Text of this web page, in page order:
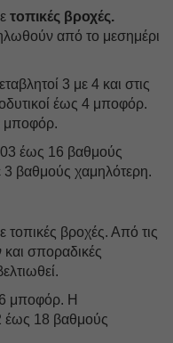
τοπικές βροχές.
από το μεσημέρι
3 με 4 και στις
έως 4 μποφόρ.
μποφόρ.
έως 16 βαθμούς
3 βαθμούς χαμηλότερη.
βροχές. Από τις
σποραδικές
6 μποφόρ. Η
έως 18 βαθμούς